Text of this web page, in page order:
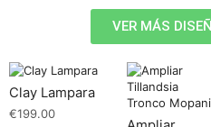
VER MÁS
Clay Lampara
€199.00